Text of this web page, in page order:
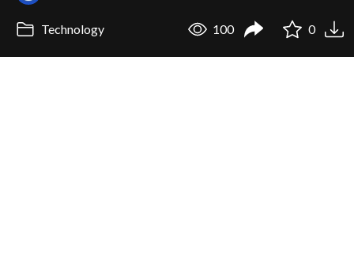
Technology 100 0